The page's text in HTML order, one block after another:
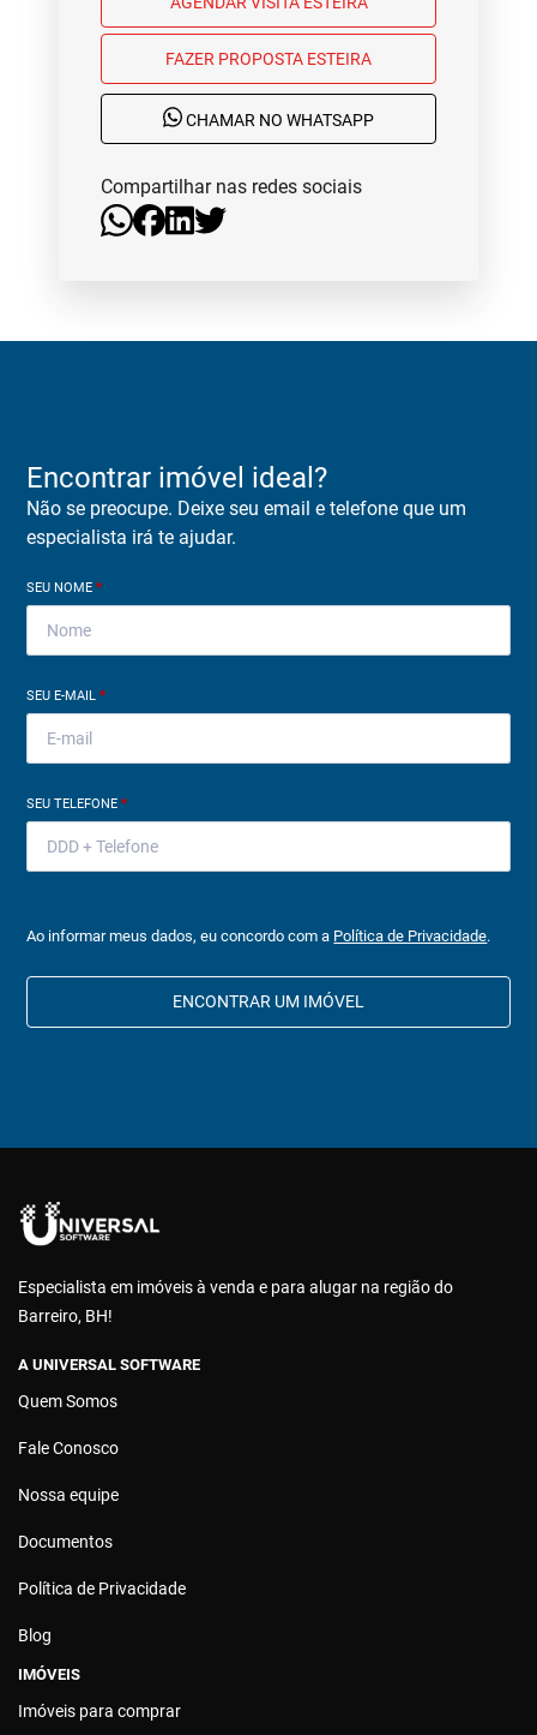
FAZER PROPOSTA ESTEIRA
CHAMAR NO WHATSAPP
Compartilhar nas redes sociais
Encontrar imóvel ideal?
Não se preocupe. Deixe seu email e telefone que um
especialista irá te ajudar.
SEU NOME*
SEU E-MAIL*
SEU TELEFONE*
Ao informar meus dados, eu concordo com a Política de Privacidade.
ENCONTRAR UM IMÓVEL
Especialista em imóveis à venda e para alugar na região do
Barreiro, BH!
A UNIVERSAL SOFTWARE
Quem Somos
Fale Conosco
Nossa equipe
Documentos
Política de Privacidade
Blog
IMÓVEIS
Imóveis para comprar